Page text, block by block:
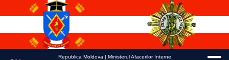
Republica Moldova | Ministerul Afacerilor Interne